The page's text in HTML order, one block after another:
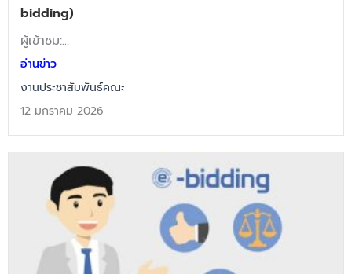
bidding)
ผู้เข้าชม:...
อ่านข่าว
งานประชาสัมพันธ์คณะ
12 มกราคม 2026